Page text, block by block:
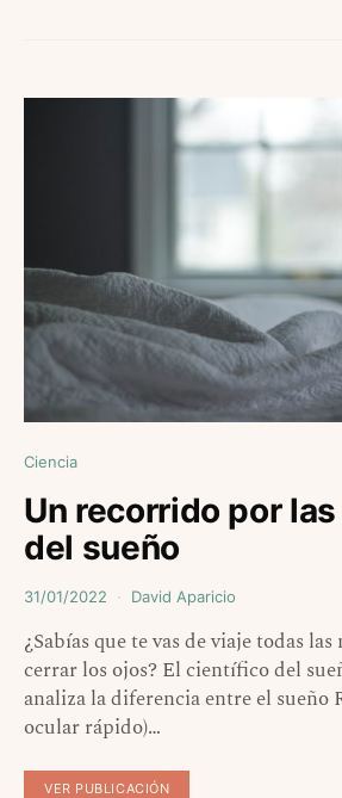
Ciencia
Un recorrido por
del sueño
31/01/2022 David Aparicio
¿Sabías que te vas de viaje todas
cerrar los ojos? El científico del
analiza la diferencia entre el sueño
ocular rápido)…
VER PUBLICACIÓN